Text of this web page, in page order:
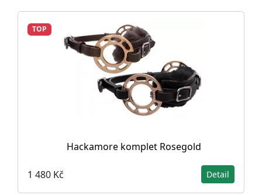
TOP
Hackamore komplet Rosegold
1 480 Kč Detail